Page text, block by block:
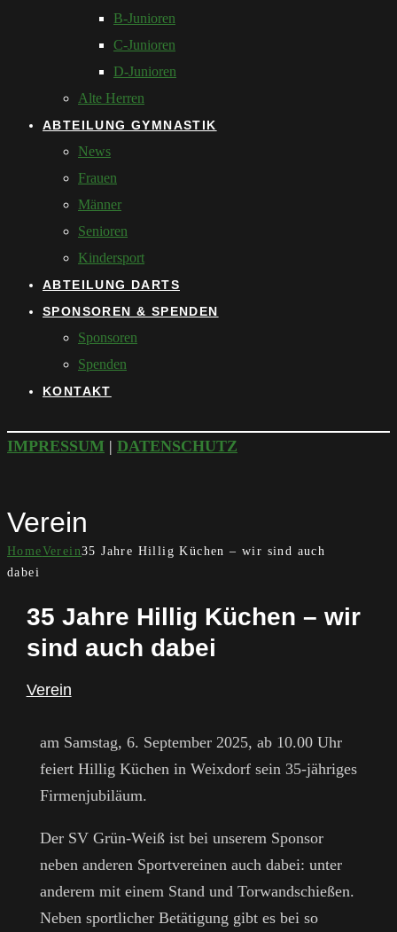
B-Junioren
C-Junioren
D-Junioren
Alte Herren
ABTEILUNG GYMNASTIK
News
Frauen
Männer
Senioren
Kindersport
ABTEILUNG DARTS
SPONSOREN & SPENDEN
Sponsoren
Spenden
KONTAKT
IMPRESSUM | DATENSCHUTZ
Verein
HomeVerein35 Jahre Hillig Küchen – wir sind auch
dabei
35 Jahre Hillig Küchen – wir
sind auch dabei
Verein
am Samstag, 6. September 2025, ab 10.00 Uhr
feiert Hillig Küchen in Weixdorf sein 35-jähriges
Firmenjubiläum.
Der SV Grün-Weiß ist bei unserem Sponsor
neben anderen Sportvereinen auch dabei: unter
anderem mit einem Stand und Torwandschießen.
Neben sportlicher Betätigung gibt es bei so